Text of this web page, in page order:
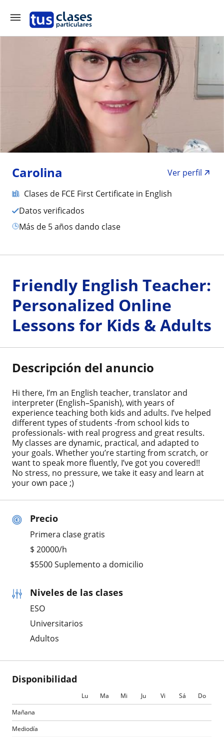
Carolina
Ver perfil
Clases de FCE First Certificate in English
Datos verificados
más de 5 años dando clase
Precio
Primera clase gratis
$ 20000/h
$5500 Suplemento a domicilio
Niveles de las clases
ESO
Universitarios
Adultos
Disponibilidad
Lu Ma Mi Ju Vi Sá
Do
Mañana
Mediodía
Friendly English Teacher:
Personalized Online
Lessons for Kids & Adults
Descripción del anuncio
Hi there, I’m an English teacher, translator and
interpreter (English–Spanish), with years of
experience teaching both kids and adults. I’ve helped
different types of students -from school kids to
professionals- with real progress and great results.
My classes are dynamic, practical, and adapted to
your goals. Whether you’re starting from scratch, or
want to speak more fluently, I’ve got you covered!!
No stress, no pressure, we take it easy and learn at
your own pace ;)